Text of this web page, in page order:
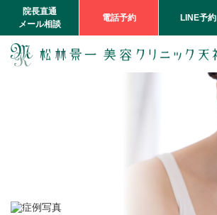
院長直通
メール相談
電話予約 LINE予約